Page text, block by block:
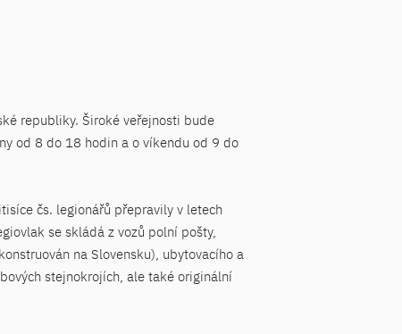
republiky. Široké veřejnosti bude
od 8 do 18 hodin a o víkendu od 9 do
čs. legionářů přepravily v letech
se skládá z vozů polní pošty,
na Slovensku), ubytovacího a
stejnokrojích, ale také originální